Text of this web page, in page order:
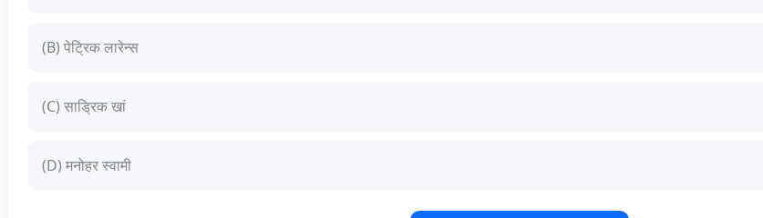
(B) पेट्रिक लारेन्स
(C) साड्रिक खां
(D) मनोहर स्वामी